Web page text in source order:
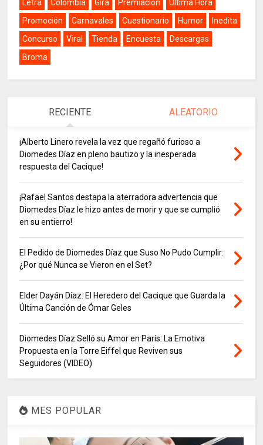
Letra Colombia Gira Premiación
Última Hora
Promoción
Carnavales Cuestionario Humor
Inedita
Concurso
Viral Tienda Encuesta
Descargas
Broma
RECIENTE ALEATORIO
¡Alberto Linero revela la vez que regañó furioso a
Diomedes Díaz en pleno bautizo y la inesperada
respuesta del Cacique!
¡Rafael Santos destapa la aterradora advertencia que
Diomedes Díaz le hizo antes de morir y que se cumplió
en su entierro!
El Pedido de Diomedes Díaz que Suso No Pudo Cumplir:
¿Por qué Nunca se Vieron en el Set?
Elder Dayán Díaz: El Heredero del Cacique que Guarda la
Última Canción de Ómar Geles
Diomedes Díaz Selló su Amor en París: La Emotiva
Propuesta en la Torre Eiffel que Reviven sus
Seguidores (VIDEO)
MES POPULAR